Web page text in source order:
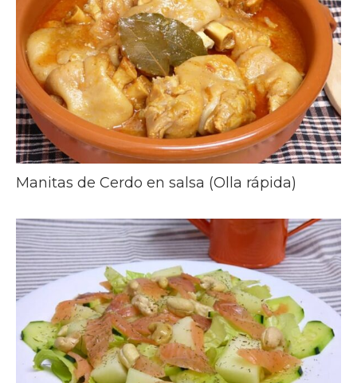
Manitas de Cerdo en salsa (Olla rápida)